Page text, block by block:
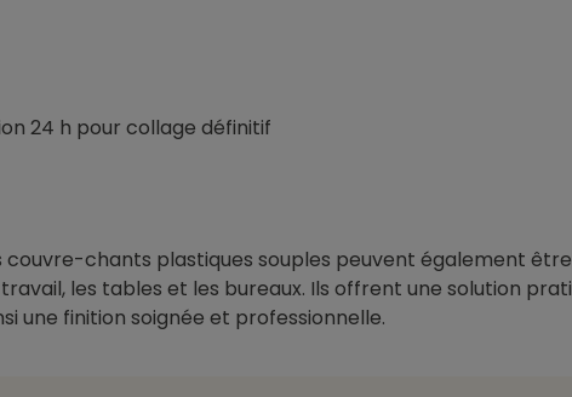
24 h pour collage définitif
chants plastiques souples peuvent également
les tables et les bureaux. Ils offrent une solution
une finition soignée et professionnelle.